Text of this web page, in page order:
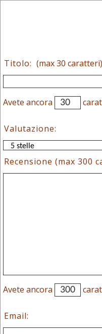
Titolo: (max 30 caratteri)
Avete ancora
Valutazione:
Recensione (max 300
Avete ancora
Email: